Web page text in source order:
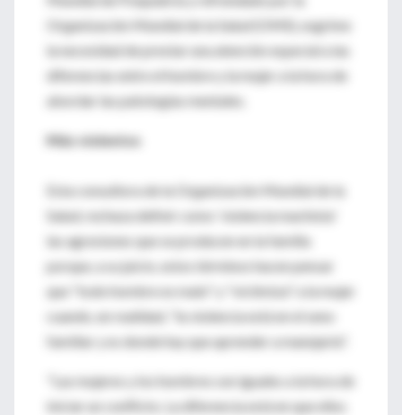
Organización Mundial de la Salud (OMS), esgrime
la necesidad de prestar una atención especial a las
diferencias entre el hombre y la mujer a la hora de
abordar las patologías mentales.
Más violentos
Esta consultora de la Organización Mundial de la
Salud, rechaza definir como 'violencia machista'
las agresiones que se producen en la familia
porque, a su juicio, estos términos hacen pensar
que "todo hombre es malo" y "victimiza" a la mujer
cuando, en realidad, "la violencia está en el seno
familiar y es donde hay que aprender a manejarla".
"Las mujeres y los hombres son iguales a la hora de
iniciar un conflicto. La diferencia está en que ellos